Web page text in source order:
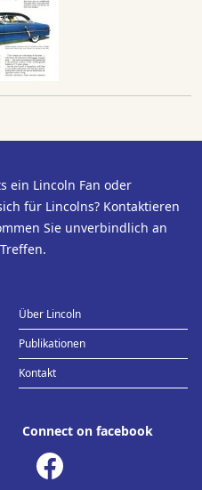
ein Lincoln Fan oder
für Lincolns? Kontaktieren
Sie unverbindlich an
Über Lincoln
Publikationen
Kontakt
Connect on facebook